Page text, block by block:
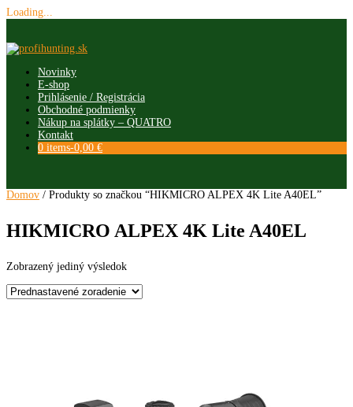
Loading...
content
Novinky
E-shop
Prihlásenie / Registrácia
Obchodné podmienky
Nákup na splátky – QUATRO
Kontakt
0 items-0,00 €
Domov / Produkty so značkou “HIKMICRO ALPEX 4K Lite A40EL”
HIKMICRO ALPEX 4K Lite A40EL
Zobrazený jediný výsledok